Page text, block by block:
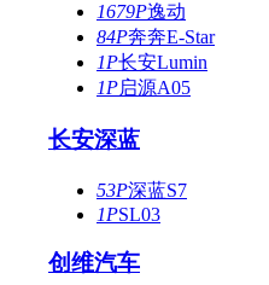
1679P逸动
84P奔奔E-Star
1P长安Lumin
1P启源A05
长安深蓝
53P深蓝S7
1PSL03
创维汽车